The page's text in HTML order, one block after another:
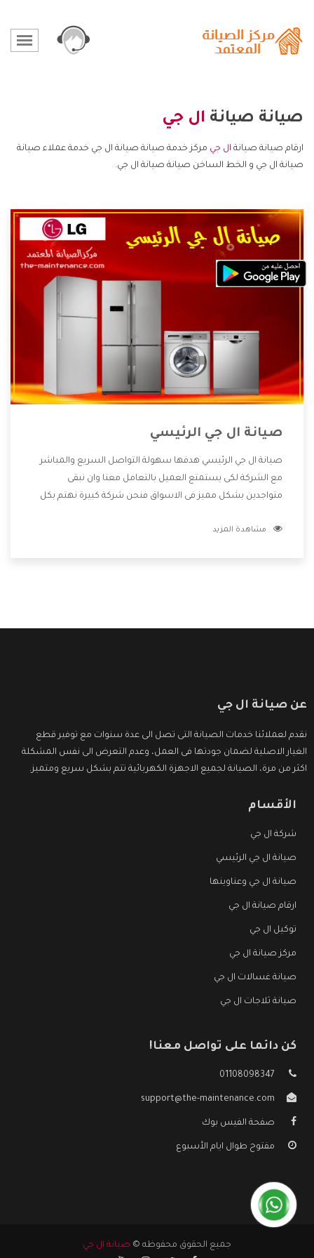
صيانة صيانة ال جي
ارقام صيانة صيانة ال جي مركز خدمة صيانة صيانة ال جي خدمة عملاء صيانة
صيانة ال جي و الخط الساخن صيانة صيانة ال جي.
صيانة ال جي الرئيسي
صيانة ال جي الرئيسي هدفها سهولة التواصل السريع والمباشر
مع الشركة لكى يستمتع العميل بالتعامل معنا وان نبقى
متواجدين بشكل مميز فى الاسواق فنحن شركة كبيرة نهتم بكل
الشركة بها والتى تكون منها خدمة الصيانة التى تكون من أهم
مشاهدة المزيد
عن صيانة ال جي
نقدم لعملائنا خدمات الصيانة التى تصل الى عدة سنوات مع توفير قطع
الغيار الاصلية لضمان جودتها فى العمل، وعدم التعرض الى نفس المشكلة
اكثر من مرة، الصيانة لجميع الاجهزة الكهربائية تتم بشكل سريع ومتميز.
الأقسام
شركة ال جي
صيانة ال جي الرئيسي
صيانة ال جي وعناوينها
ارقام صيانة ال جي
توكيل ال جي
مركز صيانة ال جي
صيانة غسالات ال جي
صيانة ثلاجات ال جي
كن دائما على تواصل معنا!
01108098347
support@the-maintenance.com
صفحة الفيس بوك
مفتوح طوال ايام الأسبوع
جميع الحقوق محفوظه © صيانة ال جي